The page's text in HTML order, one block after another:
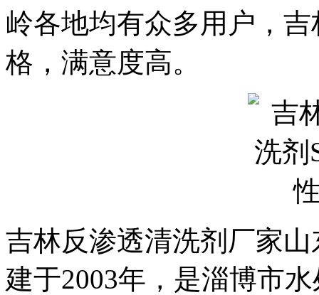
岭各地均有众多用户，
格，满意度高。
吉林反渗透清洗剂厂家
建于2003年，是淄博市